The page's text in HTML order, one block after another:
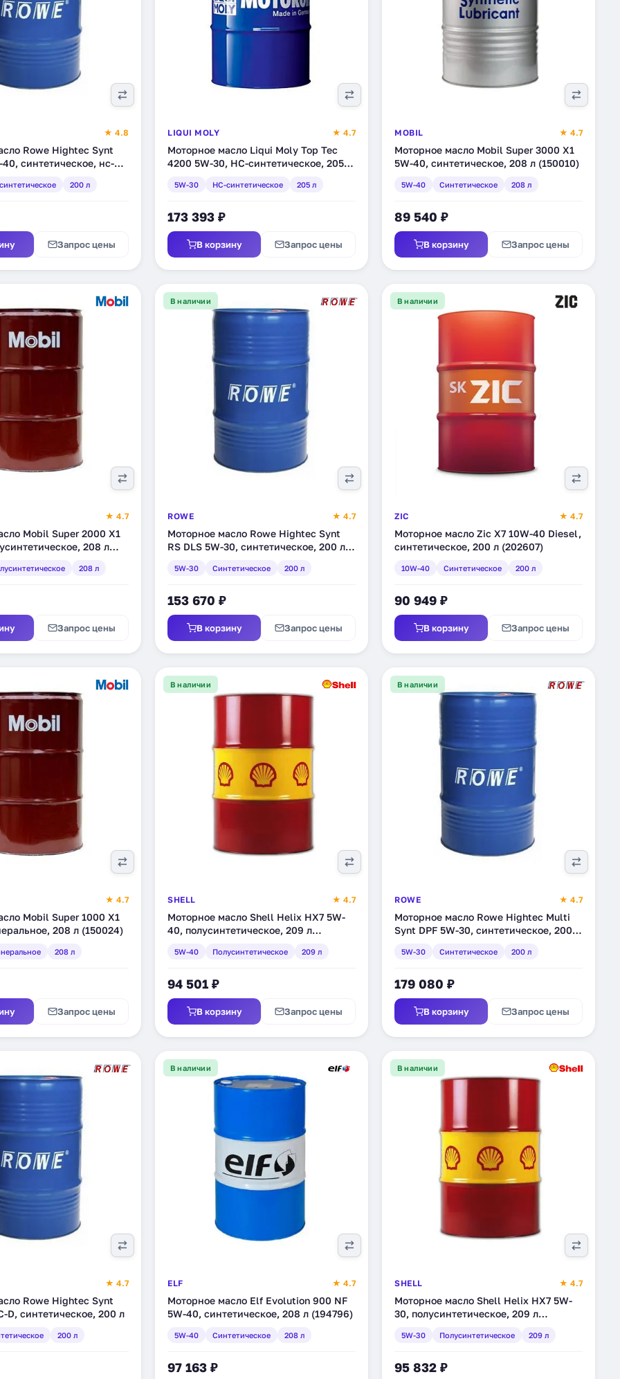
★ 4.8
Rowe Hightec Synt
40, синтетическое, нс-
200 л
Запрос цены
LIQUI MOLY ★ 4.7
Моторное масло Liqui Moly Top Tec
4200 5W-30, HC-синтетическое, 205 л
5W-30 HC-синтетическое 205 л
173 393 ₽
В корзину Запрос цены
MOBIL ★ 4.7
Моторное масло Mobil Super 3000 X1
5W-40, синтетическое, 208 л (150010)
5W-40 Синтетическое 208 л
89 540 ₽
В корзину Запрос цены
★ 4.7
Mobil Super 2000 X1
208 л
208 л
Запрос цены
В наличии
ROWE ★ 4.7
Моторное масло Rowe Hightec Synt
RS DLS 5W-30, синтетическое, 200 л
5W-30 Синтетическое 200 л
153 670 ₽
В корзину Запрос цены
В наличии
ZIC ★ 4.7
Моторное масло Zic X7 10W-40 Diesel,
синтетическое, 200 л (202607)
10W-40 Синтетическое 200 л
90 949 ₽
В корзину Запрос цены
★ 4.7
Mobil Super 1000 X1
208 л (150024)
208 л
Запрос цены
В наличии
SHELL ★ 4.7
Моторное масло Shell Helix HX7 5W-
40, полусинтетическое, 209 л
5W-40 Полусинтетическое 209 л
94 501 ₽
В корзину Запрос цены
В наличии
ROWE ★ 4.7
Моторное масло Rowe Hightec Multi
Synt DPF 5W-30, синтетическое, 200 л
5W-30 Синтетическое 200 л
179 080 ₽
В корзину Запрос цены
★ 4.7
Rowe Hightec Synt
D, синтетическое, 200 л
200 л
В наличии
ELF ★ 4.7
Моторное масло Elf Evolution 900 NF
5W-40, синтетическое, 208 л (194796)
5W-40 Синтетическое 208 л
97 163 ₽
В наличии
SHELL ★ 4.7
Моторное масло Shell Helix HX7 5W-
30, полусинтетическое, 209 л
5W-30 Полусинтетическое 209 л
95 832 ₽